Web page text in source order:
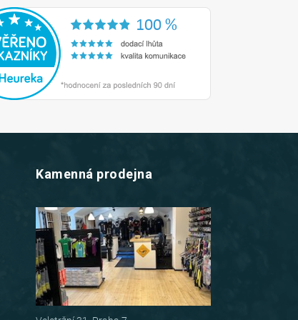
Kamenná prodejna